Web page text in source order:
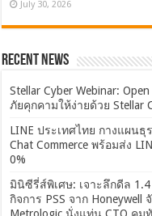
July 30, 2026
Recent News
Stellar Cyber Webinar:
ภัยคุกคามให้ง่ายด้วย Stellar
LINE ประเทศไทย กางแผนธุ
Chat Commerce พร้อมส่ง
0%
มินิซีรี่ส์พิเศษ: เจาะลึกดีล
กิจการ PSS จาก